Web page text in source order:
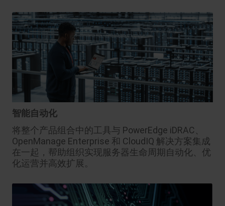
智能自动化
将整个产品组合中的工具与 PowerEdge iDRAC、
OpenManage Enterprise 和 CloudIQ 解决方案集成
在一起，帮助组织实现服务器生命周期自动化、优
化运营并高效扩展。